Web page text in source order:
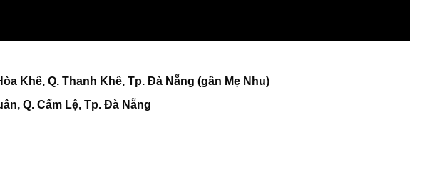
Khê, Q. Thanh Khê, Tp. Đà Nẵng (gần Mẹ Nhu)
Q. Cẩm Lệ, Tp. Đà Nẵng